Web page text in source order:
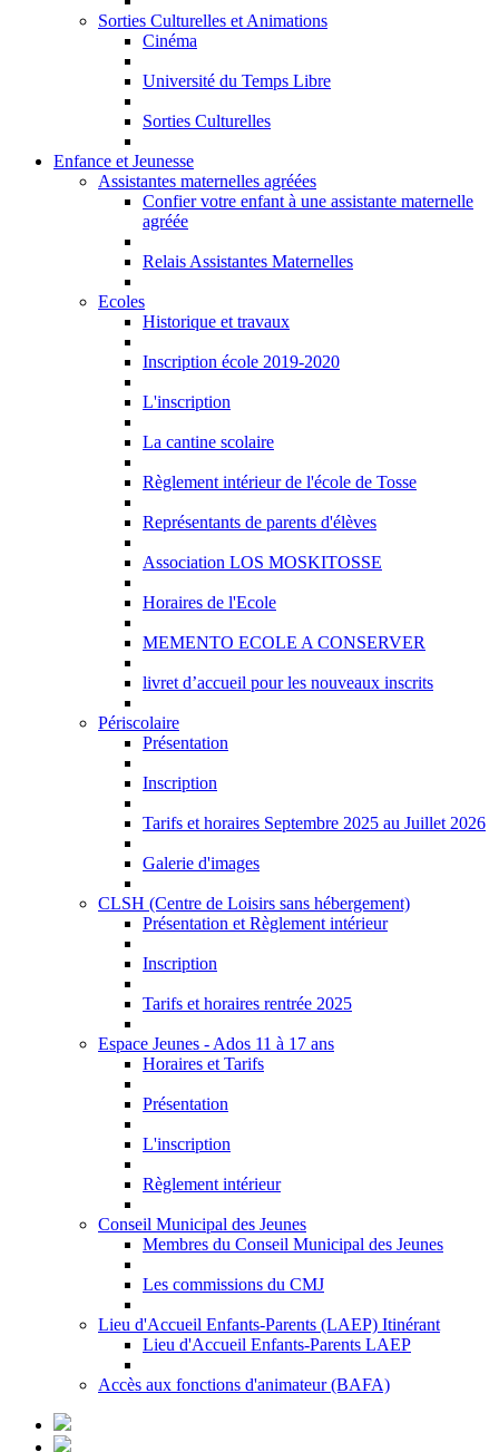
Sorties Culturelles et Animations
Cinéma
Université du Temps Libre
Sorties Culturelles
Enfance et Jeunesse
Assistantes maternelles agréées
Confier votre enfant à une assistante maternelle
agréée
Relais Assistantes Maternelles
Ecoles
Historique et travaux
Inscription école 2019-2020
L'inscription
La cantine scolaire
Règlement intérieur de l'école de Tosse
Représentants de parents d'élèves
Association LOS MOSKITOSSE
Horaires de l'Ecole
MEMENTO ECOLE A CONSERVER
livret d’accueil pour les nouveaux inscrits
Périscolaire
Présentation
Inscription
Tarifs et horaires Septembre 2025 au Juillet 2026
Galerie d'images
CLSH (Centre de Loisirs sans hébergement)
Présentation et Règlement intérieur
Inscription
Tarifs et horaires rentrée 2025
Espace Jeunes - Ados 11 à 17 ans
Horaires et Tarifs
Présentation
L'inscription
Règlement intérieur
Conseil Municipal des Jeunes
Membres du Conseil Municipal des Jeunes
Les commissions du CMJ
Lieu d'Accueil Enfants-Parents (LAEP) Itinérant
Lieu d'Accueil Enfants-Parents LAEP
Accès aux fonctions d'animateur (BAFA)